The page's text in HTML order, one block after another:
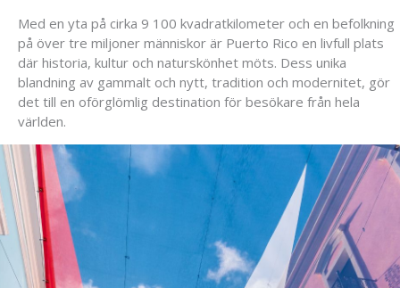
Med en yta på cirka 9 100 kvadratkilometer och en befolkning
på över tre miljoner människor är Puerto Rico en livfull plats
där historia, kultur och naturskönhet möts. Dess unika
blandning av gammalt och nytt, tradition och modernitet, gör
det till en oförglömlig destination för besökare från hela
världen.